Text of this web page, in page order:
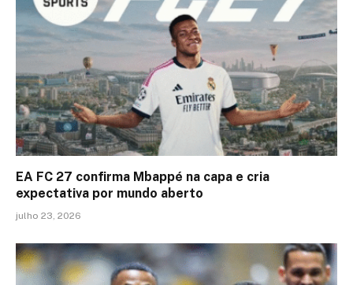
EA FC 27 confirma Mbappé na capa e cria
expectativa por mundo aberto
julho 23, 2026